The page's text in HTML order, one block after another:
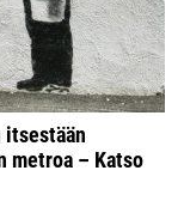
metroa – Katso